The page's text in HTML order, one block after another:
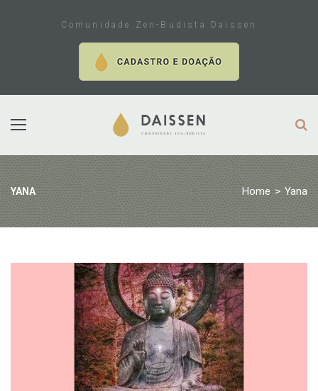
Comunidade Zen-Budista Daissen
YANA Home > Yana